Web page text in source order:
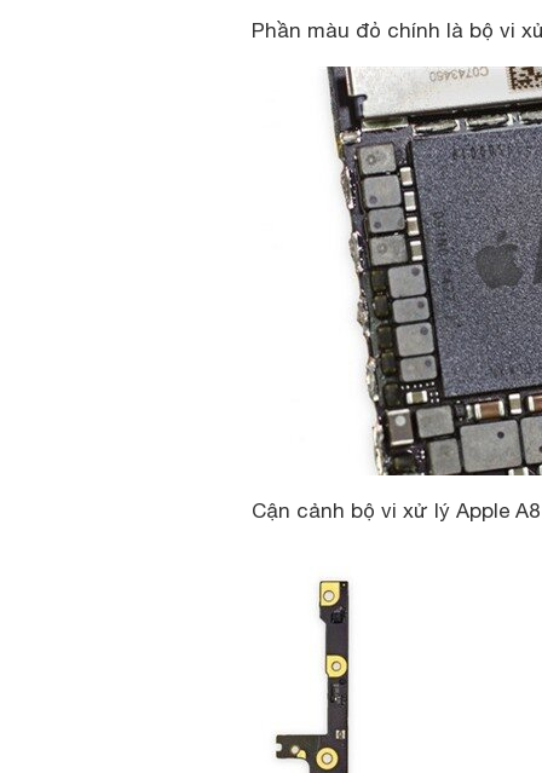
Phần màu đỏ chính là bộ vi
Cận cảnh bộ vi xử lý Apple